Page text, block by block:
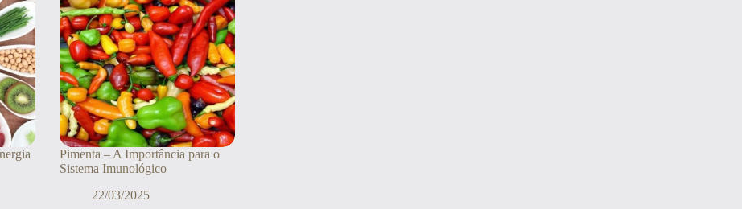
Pimenta – A Importância para o
Sistema Imunológico
22/03/2025